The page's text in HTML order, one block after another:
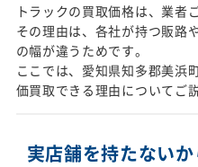
トラックの買取価格は、業者
その理由は、各社が持つ販路
の幅が違うためです。
ここでは、愛知県知多郡美浜
価買取できる理由についてご
実店舗を持たない